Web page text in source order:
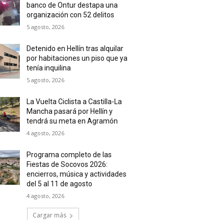
banco de Ontur destapa una
organización con 52 delitos
5 agosto, 2026
Detenido en Hellín tras alquilar
por habitaciones un piso que ya
tenía inquilina
5 agosto, 2026
La Vuelta Ciclista a Castilla-La
Mancha pasará por Hellín y
tendrá su meta en Agramón
4 agosto, 2026
Programa completo de las
Fiestas de Socovos 2026:
encierros, música y actividades
del 5 al 11 de agosto
4 agosto, 2026
Cargar más